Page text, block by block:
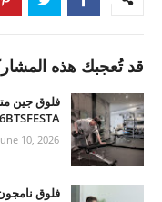
قد تُعجبك هذه
10, 2026